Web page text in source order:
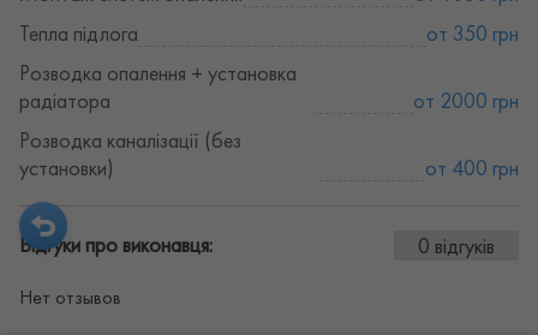
Тепла підлога
от 350 грн
Розводка опалення + установка
радіатора
от 2000 грн
Розводка каналізації (без
установки)
от 400 грн
Відгуки про виконавця: 0 відгуків
Нет отзывов